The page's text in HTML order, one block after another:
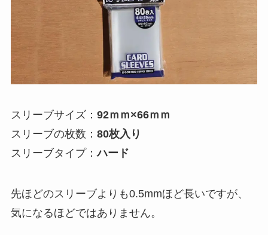
スリーブサイズ： 92ｍｍ×66ｍｍ
スリーブの枚数： 80枚入り
スリーブタイプ：ハード
先ほどのスリーブよりも0.5mmほど長いですが、
気になるほどではありません。